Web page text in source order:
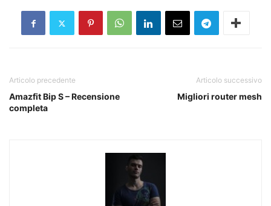
Articolo precedente
Amazfit Bip S – Recensione
completa
Articolo successivo
Migliori router mesh